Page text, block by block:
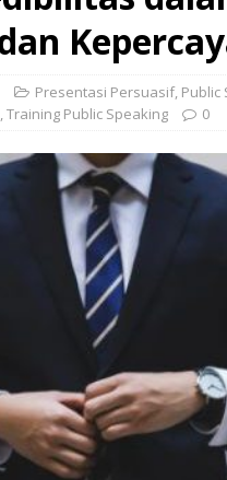
Presentasi Persuasif, Public
,Training Public Speaking 0